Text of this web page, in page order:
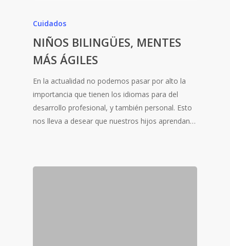
Cuidados
NIÑOS BILINGÜES, MENTES
MÁS ÁGILES
En la actualidad no podemos pasar por alto la
importancia que tienen los idiomas para del
desarrollo profesional, y también personal. Esto
nos lleva a desear que nuestros hijos aprendan…